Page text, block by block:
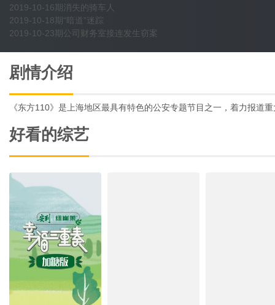
2019-10-16期消失的骑车人
2019-10-18期“暗道”迷踪
2019-10-23期公司财务室接连发生窃案
剧情介绍
《东方110》是上海地区最具有特色的公安专题节目之一，着力报道
好看的综艺